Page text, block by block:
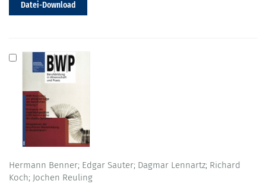
Datei-Download
Hermann Benner; Edgar Sauter; Dagmar Lennartz; Richard
Koch; Jochen Reuling